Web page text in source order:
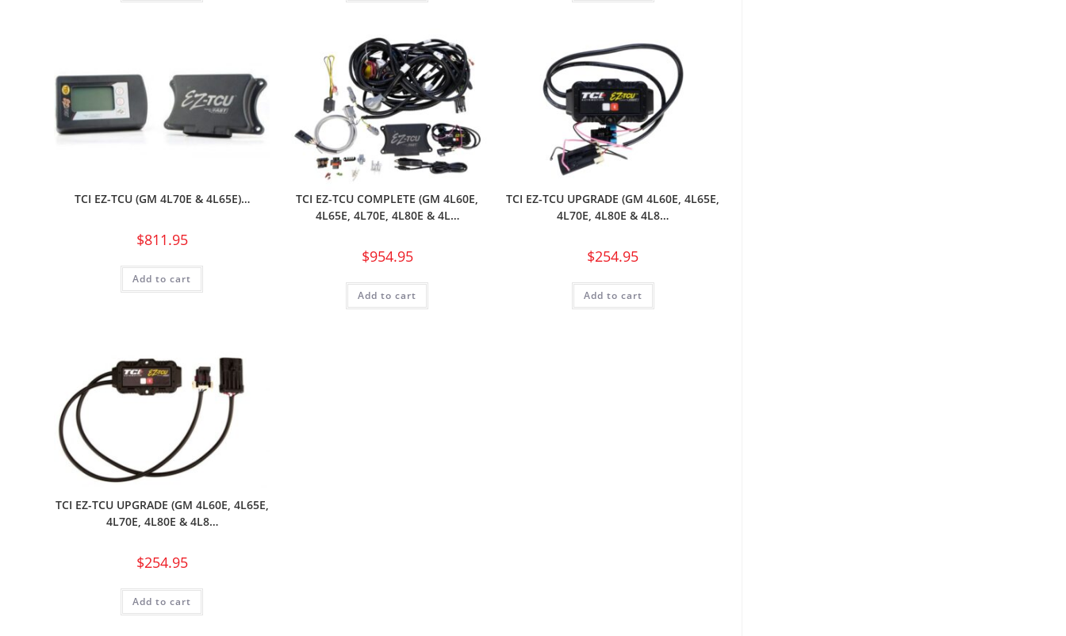
TCI EZ-TCU (GM 4L70E & 4L65E)…
$811.95
Add to cart
TCI EZ-TCU COMPLETE (GM 4L60E,
4L65E, 4L70E, 4L80E & 4L…
$954.95
Add to cart
TCI EZ-TCU UPGRADE (GM 4L60E, 4L65E,
4L70E, 4L80E & 4L8…
$254.95
Add to cart
TCI EZ-TCU UPGRADE (GM 4L60E, 4L65E,
4L70E, 4L80E & 4L8…
$254.95
Add to cart